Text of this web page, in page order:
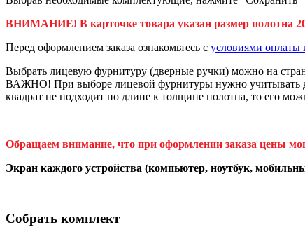
ВНИМАНИЕ! В карточке товара указан размер полотна
Перед оформлением заказа ознакомьтесь с условиями оплаты
Выбрать лицевую фурнитуру (дверные ручки) можно на
ВАЖНО! При выборе лицевой фурнитуры нужно учитывать
квадрат не подходит по длине к толщине полотна, то его
Обращаем внимание, что при оформлении заказа цены
Экран каждого устройства (компьютер, ноутбук,
Собрать комплект